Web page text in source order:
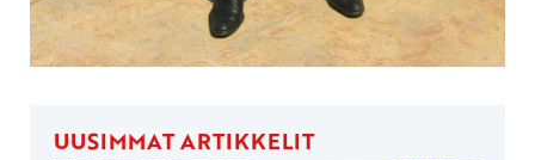
UUSIMMAT ARTIKKELIT